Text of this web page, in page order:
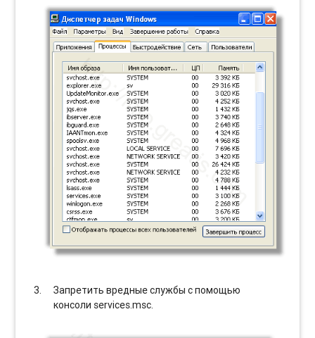
Запретить вредные службы с помощью
консоли services.msc.